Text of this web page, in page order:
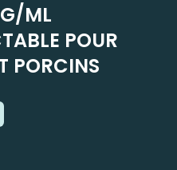
ML
POUR
PORCINS